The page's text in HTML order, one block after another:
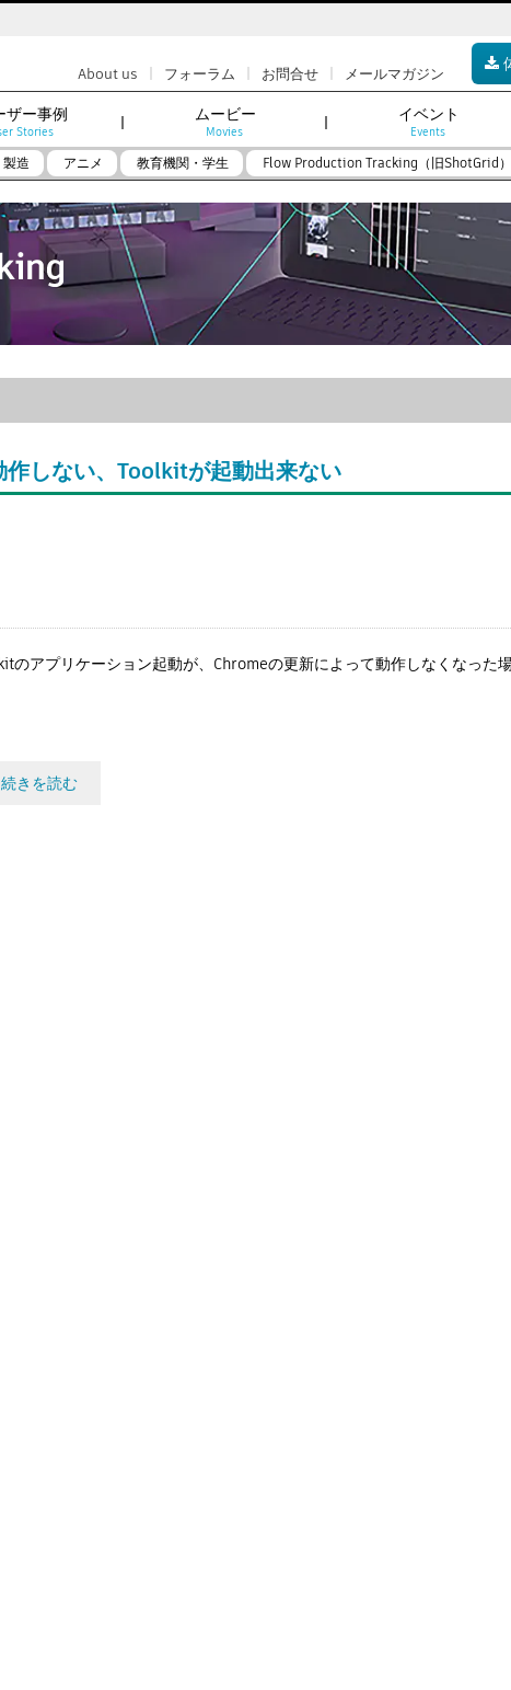
About us | フォーラム | お問合せ | メールマガジン
ザー事例
Stories
ムービー
Movies
イベント
Events
造 アニメ 教育機関・学生 Flow Production Tracking（旧ShotGrid）
しない、Toolkitが起動出来ない
アプリケーション起動が、Chromeの更新によって動作しなくなった
続きを読む